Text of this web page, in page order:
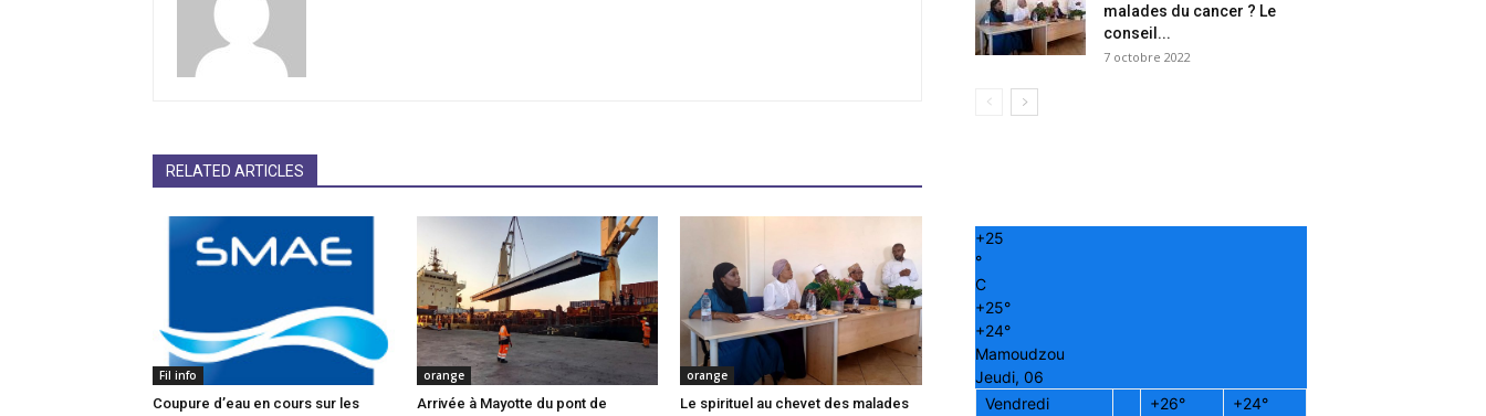
RELATED ARTICLES
Fil info
Coupure d’eau en cours sur les
orange
Arrivée à Mayotte du pont de
orange
Le spirituel au chevet des malades
malades du cancer ? Le
conseil...
7 octobre 2022
+25
°
C
+25°
+24°
Mamoudzou
Jeudi, 06
Vendredi
+26° +24°